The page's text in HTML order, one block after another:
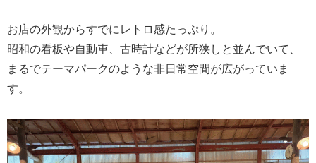
お店の外観からすでにレトロ感たっぷり。
昭和の看板や自動車、古時計などが所狭しと並んでいて、
まるでテーマパークのような非日常空間が広がっていま
す。